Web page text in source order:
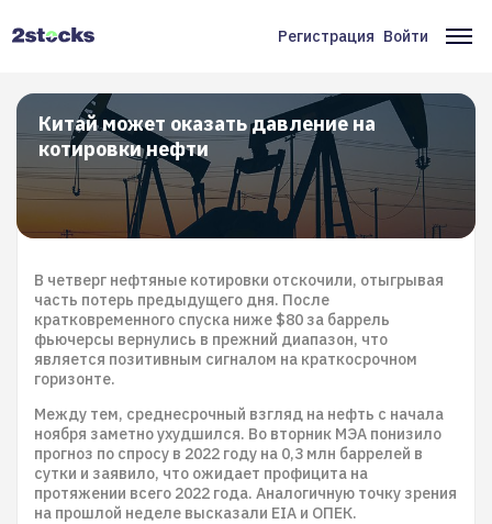
Меню
учётной
записи
пользователя
Регистрация Войти
Китай может оказать давление на
котировки нефти
В четверг нефтяные котировки отскочили, отыгрывая
часть потерь предыдущего дня. После
кратковременного спуска ниже $80 за баррель
фьючерсы вернулись в прежний диапазон, что
является позитивным сигналом на краткосрочном
горизонте.
Между тем, среднесрочный взгляд на нефть с начала
ноября заметно ухудшился. Во вторник МЭА понизило
прогноз по спросу в 2022 году на 0,3 млн баррелей в
сутки и заявило, что ожидает профицита на
протяжении всего 2022 года. Аналогичную точку зрения
на прошлой неделе высказали EIA и ОПЕК.